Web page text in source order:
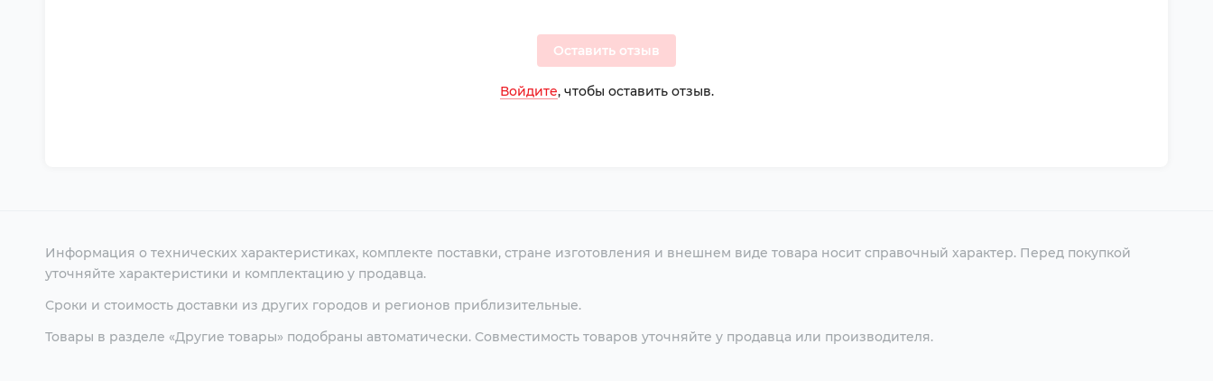
Оставить отзыв
Войдите, чтобы оставить отзыв.
Информация о технических характеристиках, комплекте поставки, стране изготовления и внешнем виде товара носит справочный характер. Перед покупкой
уточняйте характеристики и комплектацию у продавца.
Сроки и стоимость доставки из других городов и регионов приблизительные.
Товары в разделе «Другие товары» подобраны автоматически. Совместимость товаров уточняйте у продавца или производителя.